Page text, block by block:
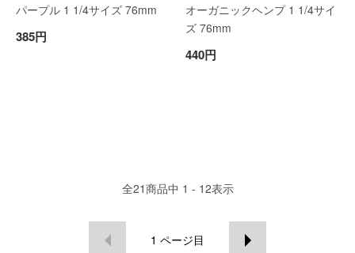
パープル 1 1/4サイズ 76mm
385円
オーガニックヘンプ 1 1/4サイ
ズ 76mm
440円
全21商品中 1 - 12表示
1 ページ目